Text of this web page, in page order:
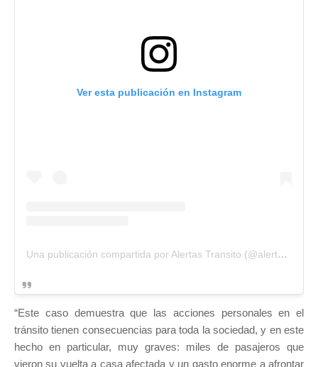
Ver esta publicación en Instagram
Una publicación compartida por Alertas Transito (@alertastransito)
“Este caso demuestra que las acciones personales en el
tránsito tienen consecuencias para toda la sociedad, y en este
hecho en particular, muy graves: miles de pasajeros que
vieron su vuelta a casa afectada y un gasto enorme a afrontar